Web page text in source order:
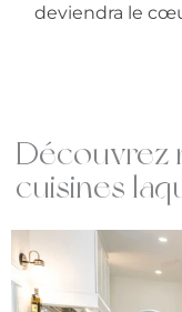
deviendra le
Découvrez
cuisines